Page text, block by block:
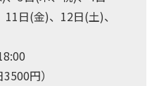
日(金)、12日(土)、
円）